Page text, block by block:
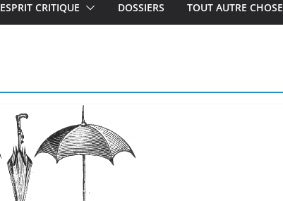
ESPRIT CRITIQUE DOSSIERS TOUT AUTRE CHOSE